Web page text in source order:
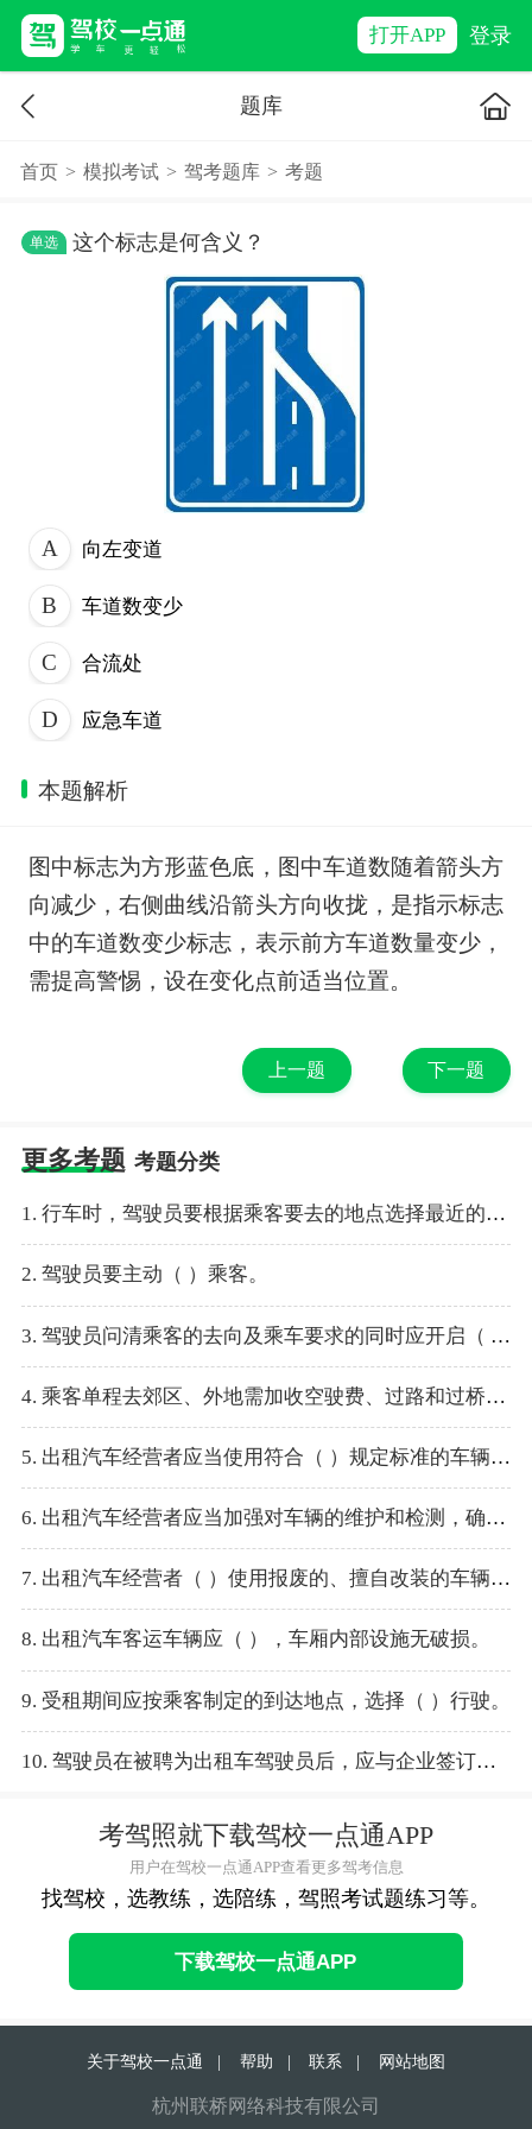
打开APP 登录
题库
首页 > 模拟考试 > 驾考题库 > 考题
单选 这个标志是何含义？
向左变道
车道数变少
合流处
应急车道
本题解析
图中标志为方形蓝色底，图中车道数随着箭头方
向减少，右侧曲线沿箭头方向收拢，是指示标志
中的车道数变少标志，表示前方车道数量变少，
需提高警惕，设在变化点前适当位置。
上一题 下一题
更多考题 考题分类
1. 行车时，驾驶员要根据乘客要去的地点选择最近的路线行驶，不得（ ）。
2. 驾驶员要主动（ ）乘客。
3. 驾驶员问清乘客的去向及乘车要求的同时应开启（ ）。
4. 乘客单程去郊区、外地需加收空驶费、过路和过桥费时应（ ）向乘客说明情况，使乘客心中有数。
5. 出租汽车经营者应当使用符合（ ）规定标准的车辆从事出租汽车经营。
6. 出租汽车经营者应当加强对车辆的维护和检测，确保车辆符合国家规定的（ ）。
7. 出租汽车经营者（ ）使用报废的、擅自改装的车辆从事出租汽车经营。
8. 出租汽车客运车辆应（ ），车厢内部设施无破损。
9. 受租期间应按乘客制定的到达地点，选择（ ）行驶。
10. 驾驶员在被聘为出租车驾驶员后，应与企业签订（ ）以确保自身的权益。
考驾照就下载驾校一点通APP
用户在驾校一点通APP查看更多驾考信息
找驾校，选教练，选陪练，驾照考试题练习等。
下载驾校一点通APP
关于驾校一点通 | 帮助 | 联系 | 网站地图
杭州联桥网络科技有限公司